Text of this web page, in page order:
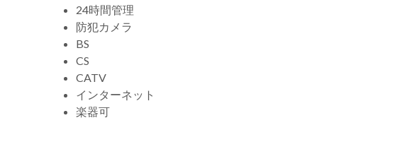
24時間管理
防犯カメラ
BS
CS
CATV
インターネット
楽器可